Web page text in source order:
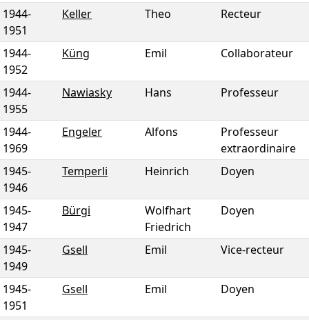
1944-
1951
Keller Theo Recteur
1944-
1952
Küng Emil Collaborateur
1944-
1955
Nawiasky Hans Professeur
1944-
1969
Engeler Alfons
Professeur
extraordinaire
1945-
1946
Temperli Heinrich Doyen
1945-
1947
Bürgi
Wolfhart
Friedrich
Doyen
1945-
1949
Gsell Emil Vice-recteur
1945-
1951
Gsell Emil Doyen